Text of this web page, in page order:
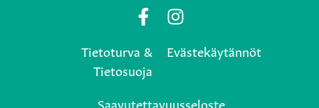
Posio
Facebook
page
Posio
Instagram
Tietoturva &
Tietosuoja
Evästekäytännöt
Saavutettavuusseloste